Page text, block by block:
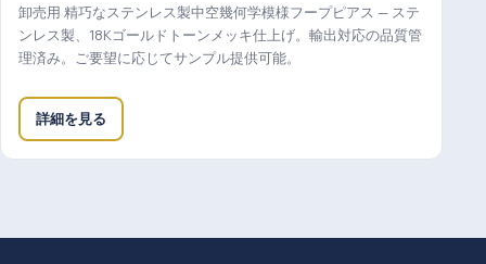
卸売用 精巧なステンレス製中空幾何学模様フープピアス — ステ
ンレス製、18Kゴールドトーンメッキ仕上げ。輸出対応の品質管
理済み。ご要望に応じてサンプル提供可能。
詳細を見る